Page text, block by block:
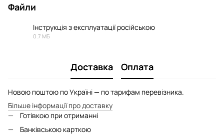
Файли
Інструкція з експлуатації російською
0.7 МБ
Доставка Оплата
Новою поштою по Україні — по тарифам перевізника.
Більше інформації про доставку
Готівкою при отриманні
Банківською карткою